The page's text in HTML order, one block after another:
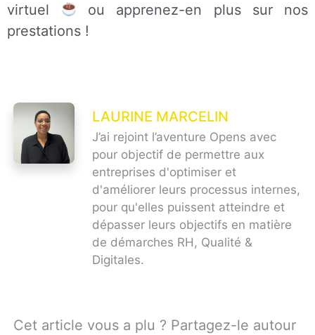
virtuel
ou apprenez-en plus sur nos
prestations !
LAURINE MARCELIN
J’ai rejoint l’aventure Opens avec
pour objectif de permettre aux
entreprises d'optimiser et
d'améliorer leurs processus internes,
pour qu'elles puissent atteindre et
dépasser leurs objectifs en matière
de démarches RH, Qualité &
Digitales.
Cet article vous a plu ? Partagez-le autour